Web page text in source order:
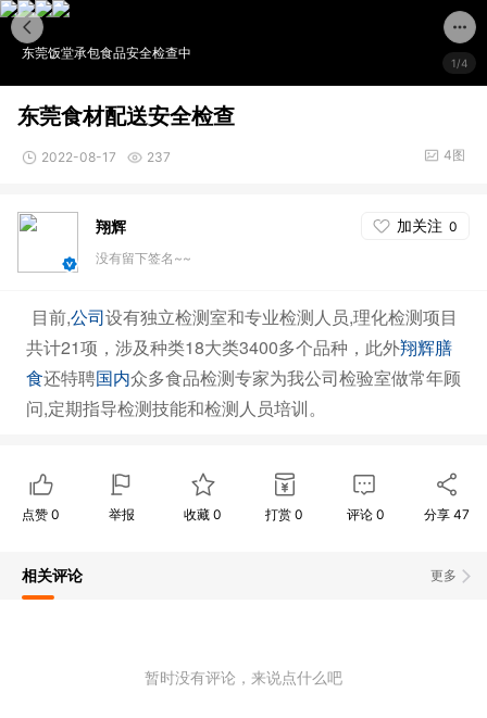
1/4
东莞饭堂承包食品安全检查中
东莞食材配送安全检查
2022-08-17 237 4图
翔辉 加关注 0
没有留下签名~~
目前,公司设有独立检测室和专业检测人员,理化检测项目
共计21项，涉及种类18大类3400多个品种，此外翔辉膳
食还特聘国内众多食品检测专家为我公司检验室做常年顾
问,定期指导检测技能和检测人员培训。
点赞 0 举报 收藏0 打赏 0 评论 0 分享 47
更多
相关评论
暂时没有评论，来说点什么吧